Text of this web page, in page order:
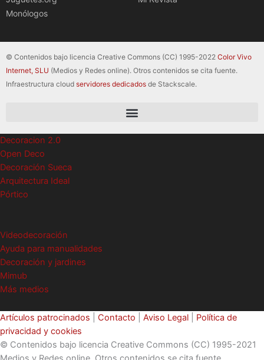
Monólogos
© Contenidos bajo licencia Creative Commons (CC) 1995-2022 Color Vivo
Internet, SLU (Medios y Redes online). Otros contenidos se cita fuente.
Infraestructura cloud servidores dedicados de Stackscale.
Decoracion 2.0
Open Deco
Decoración Sueca
Arquitectura Ideal
Pórtico
Videodecoración
Ayuda para manualidades
Decoración y jardines
Mimub
Más medios
Artículos patrocinados Contacto Aviso Legal
Política de
privacidad y cookies
© Contenidos bajo licencia Creative Commons (CC) 1995-2021